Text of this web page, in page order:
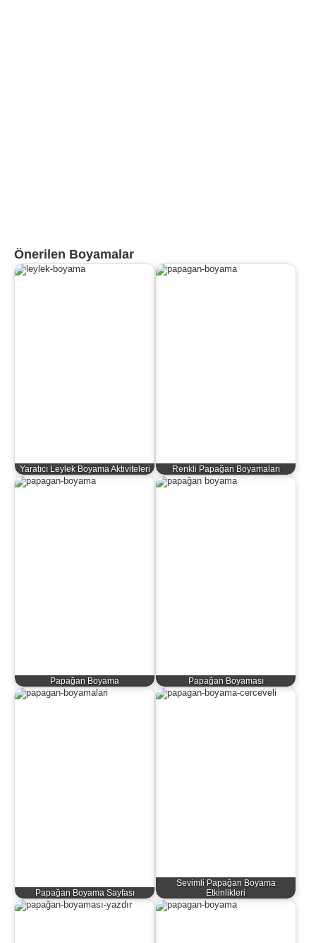
Önerilen Boyamalar
Yaratıcı Leylek Boyama Aktiviteleri Renkli Papağan Boyamaları
Papağan Boyama Papağan Boyaması
Papağan Boyama Sayfası
Sevimli Papağan Boyama
Etkinlikleri